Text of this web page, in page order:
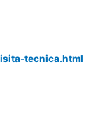
tecnica.html